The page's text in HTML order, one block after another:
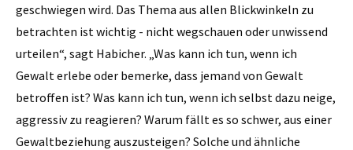
geschwiegen wird. Das Thema aus allen Blickwinkeln zu
betrachten ist wichtig - nicht wegschauen oder unwissend
urteilen“, sagt ­Habicher. „Was kann ich tun, wenn ich
Gewalt erlebe oder bemerke, dass jemand von Gewalt
betroffen ist? Was kann ich tun, wenn ich selbst dazu neige,
aggressiv zu reagieren? Warum fällt es so schwer, aus einer
Gewaltbeziehung auszusteigen? Solche und ähnliche